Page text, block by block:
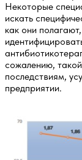
Некоторые
искать
как они
сожалению,
последствиям,
предприятии.